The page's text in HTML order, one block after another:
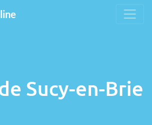
Sucy-en-Brie